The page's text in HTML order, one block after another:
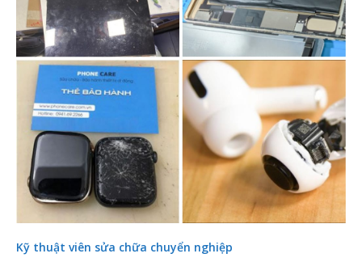
Kỹ thuật viên sửa chữa chuyển nghiệp